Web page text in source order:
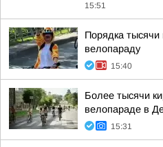
15:51
Порядка тысячи
велопараду
15:40
Более тысячи
велопараде в
15:31